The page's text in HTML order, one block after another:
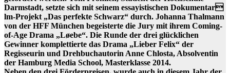
Darmstadt, setzte sich mit seinem essayistischen Dokumentar
lm-Projekt „Das perfekte Schwarz“ durch. Johanna Thalmann
von der HFF München begeisterte die Jury mit ihrem Coming-
of-Age Drama „Løebe“. Die Runde der drei glücklichen
Gewinner komplettierte das Drama „Lieber Felix“ der
Regisseurin und Drehbuchautorin Anne Chlosta, Absolventin
der Hamburg Media School, Masterklasse 2014.